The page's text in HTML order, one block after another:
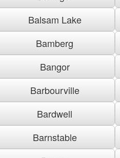
Balsam Lake
Bamberg
Bangor
Barbourville
Bardwell
Barnstable